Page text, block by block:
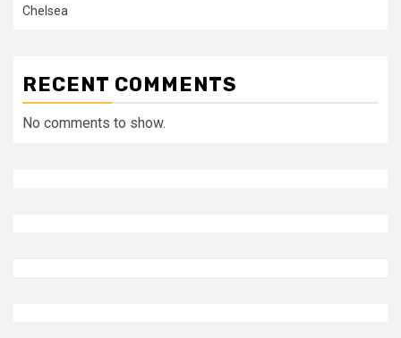
Chelsea
RECENT COMMENTS
No comments to show.